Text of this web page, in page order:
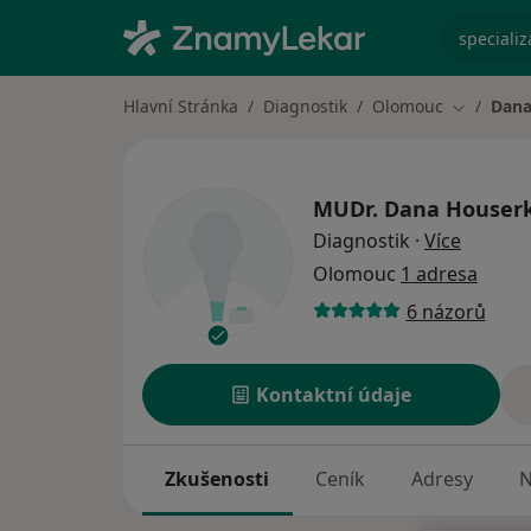
Hlavní Stránka Diagnostik Olomouc Změna
MUDr. Dana
Diagnostik · Více
Olomouc 1 adresa
6 názorů
Kontaktní údaje
Zkušenosti Ceník Adresy